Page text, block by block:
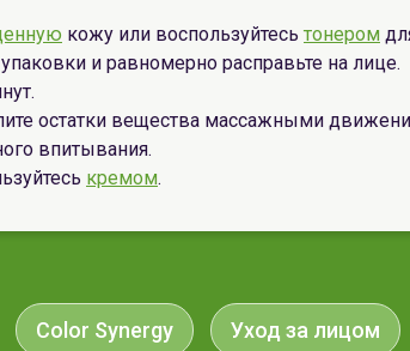
кожу или воспользуйтесь тонером
и равномерно расправьте на лице.
остатки вещества массажными
впитывания.
кремом.
Color Synergy Уход за лицом